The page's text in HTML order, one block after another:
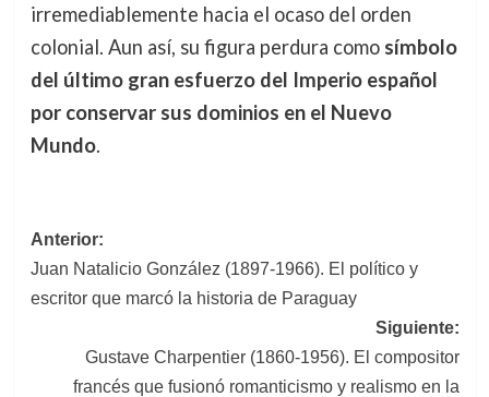
irremediablemente hacia el ocaso del orden
colonial. Aun así, su figura perdura como símbolo
del último gran esfuerzo del Imperio español
por conservar sus dominios en el Nuevo
Mundo.
Navegación
de
entradas
Anterior:
Juan Natalicio González (1897-1966). El político y
escritor que marcó la historia de Paraguay
Siguiente:
Gustave Charpentier (1860-1956). El compositor
francés que fusionó romanticismo y realismo en la